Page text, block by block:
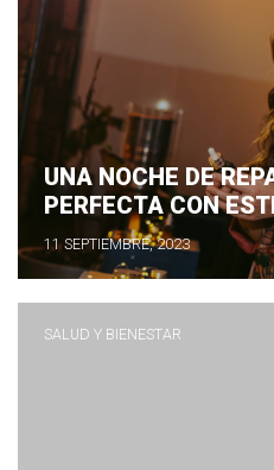
UNA NOCHE DE
PERFECTA CON
11 SEPTIEMBRE, 2023
SALUD Y BIENESTAR